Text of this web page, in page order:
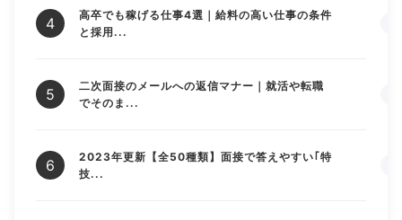
高卒でも稼げる仕事4選｜給料の高い仕事の条件
と採用...
二次面接のメールへの返信マナー｜就活や転職
でそのま...
2023年更新【全50種類】面接で答えやすい｢特
技...